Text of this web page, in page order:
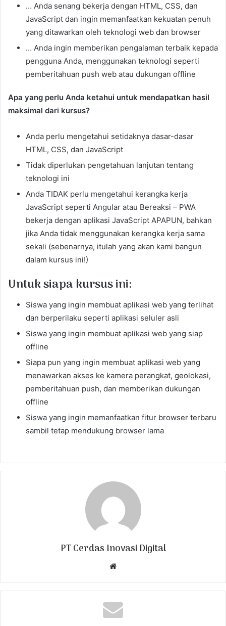
… Anda senang bekerja dengan HTML, CSS, dan
JavaScript dan ingin memanfaatkan kekuatan penuh
yang ditawarkan oleh teknologi web dan browser
… Anda ingin memberikan pengalaman terbaik kepada
pengguna Anda, menggunakan teknologi seperti
pemberitahuan push web atau dukungan offline
Apa yang perlu Anda ketahui untuk mendapatkan hasil
maksimal dari kursus?
Anda perlu mengetahui setidaknya dasar-dasar
HTML, CSS, dan JavaScript
Tidak diperlukan pengetahuan lanjutan tentang
teknologi ini
Anda TIDAK perlu mengetahui kerangka kerja
JavaScript seperti Angular atau Bereaksi – PWA
bekerja dengan aplikasi JavaScript APAPUN, bahkan
jika Anda tidak menggunakan kerangka kerja sama
sekali (sebenarnya, itulah yang akan kami bangun
dalam kursus ini!)
Untuk siapa kursus ini:
Siswa yang ingin membuat aplikasi web yang terlihat
dan berperilaku seperti aplikasi seluler asli
Siswa yang ingin membuat aplikasi web yang siap
offline
Siapa pun yang ingin membuat aplikasi web yang
menawarkan akses ke kamera perangkat, geolokasi,
pemberitahuan push, dan memberikan dukungan
offline
Siswa yang ingin memanfaatkan fitur browser terbaru
sambil tetap mendukung browser lama
PT Cerdas Inovasi Digital
b
s
i